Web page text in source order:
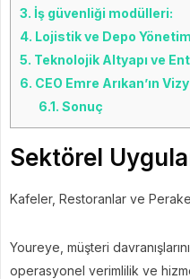
3. İş güvenliği modülleri:
4. Lojistik ve Depo
5. Teknolojik Altyapı ve
6. CEO Emre Arıkan’ın
6.1. Sonuç
Sektörel
Kafeler, Restoranlar ve
Youreye, müşteri
operasyonel verimlilik ve